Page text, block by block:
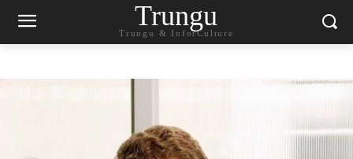
Trungu
Trungu & InforCulture